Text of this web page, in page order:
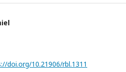
doi.org/10.21906/rbl.1311